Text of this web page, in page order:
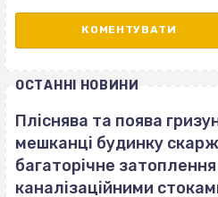
ОСТАННІ НОВИНИ
Пліснява та поява
мешканці будинку
багаторічне
каналізаційними